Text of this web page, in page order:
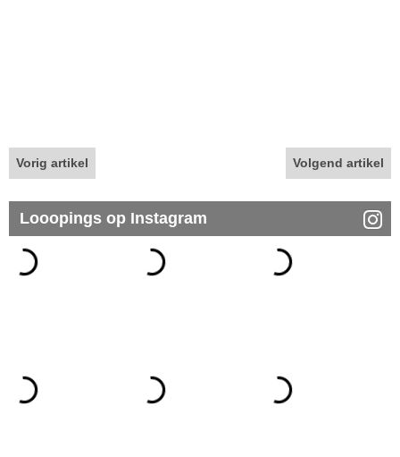
Vorig artikel Volgend artikel
Looopings op Instagram